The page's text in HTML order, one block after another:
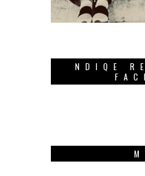
NDIQE